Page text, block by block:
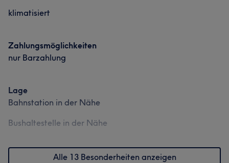
klimatisiert
Zahlungsmöglichkeiten
nur Barzahlung
Lage
Bahnstation in der Nähe
Bushaltestelle in der Nähe
Alle 13 Besonderheiten anzeigen